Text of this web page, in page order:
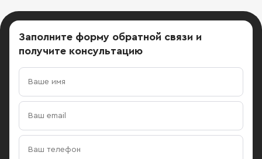
Заполните форму обратной связи и
получите консультацию